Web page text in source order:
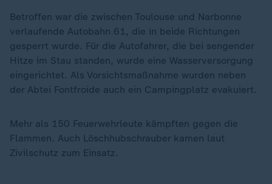
Betroffen war die zwischen Toulouse und Narbonne
verlaufende Autobahn 61, die in beide Richtungen
gesperrt wurde. Für die Autofahrer, die bei sengender
Hitze im Stau standen, wurde eine Wasserversorgung
eingerichtet. Als Vorsichtsmaßnahme wurden neben
der Abtei Fontfroide auch ein Campingplatz evakuiert.
Mehr als 150 Feuerwehrleute kämpften gegen die
Flammen. Auch Löschhubschrauber kamen laut
Zivilschutz zum Einsatz.